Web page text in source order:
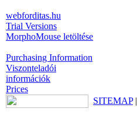
webforditas.hu
Trial Versions
MorphoMouse letöltése
Purchasing Information
Viszonteladói
információk
Prices
SITEMAP|